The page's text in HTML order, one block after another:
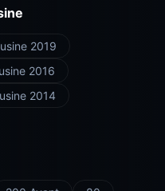
2019
2016
2014